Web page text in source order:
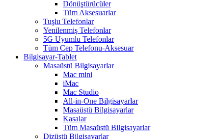
Dönüştürücüler
Tüm Aksesuarlar
Tuşlu Telefonlar
Yenilenmiş Telefonlar
5G Uyumlu Telefonlar
Tüm Cep Telefonu-Aksesuar
Bilgisayar-Tablet
Masaüstü Bilgisayarlar
Mac mini
iMac
Mac Studio
All-in-One Bilgisayarlar
Masaüstü Bilgisayarlar
Kasalar
Tüm Masaüstü Bilgisayarlar
Dizüstü Bilgisayarlar